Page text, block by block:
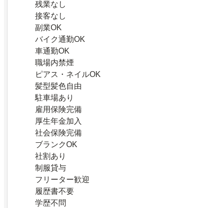
残業なし
接客なし
副業OK
バイク通勤OK
車通勤OK
職場内禁煙
ピアス・ネイルOK
髪型髪色自由
駐車場あり
雇用保険完備
厚生年金加入
社会保険完備
ブランクOK
社割あり
制服貸与
フリーター歓迎
履歴書不要
学歴不問